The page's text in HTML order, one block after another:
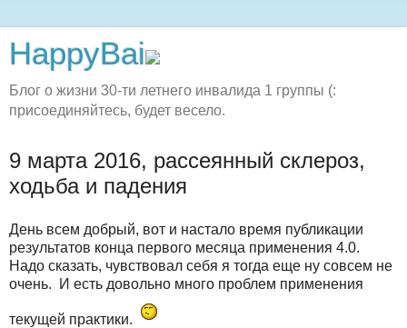
HappyBai
Блог о жизни 30-ти летнего инвалида 1 группы (:
присоединяйтесь, будет весело.
9 марта 2016, рассеянный склероз,
ходьба и падения
День всем добрый, вот и настало время публикации
результатов конца первого месяца применения 4.0.
Надо сказать, чувствовал себя я тогда еще ну совсем не
очень. И есть довольно много проблем применения
текущей практики.